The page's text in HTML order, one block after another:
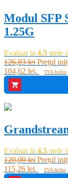
Modul SFP
1.25G
Evaluat la 4.5 stele
126,83lei Prețul
104,62 lei.
TVA Inclus
Evaluat la 4.5 stele
120,00lei Prețul
115,26 lei.
TVA Inclus